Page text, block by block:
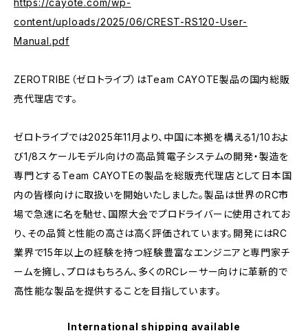
https://cayote.com/wp-
content/uploads/2025/06/CREST-RS120-User-
Manual.pdf
ZEROTRIBE（ゼロトライブ）はTeam CAYOTE製品の国内総販
売代理店です。
ゼロトライブでは2025年11月より、中国に本拠を構える1/10およ
び1/8スケールモデル向けの高品質電子システムの開発・製造を
専門とするTeam CAYOTEの製品を総販売代理店として日本国
内の皆様向けに取扱いを開始いたしました。製品は世界のRC市
場で急速に名を馳せ、国際大会でプロドライバーに使用されてお
り、その品質と性能の高さは高く評価されています。開発にはRC
業界で15年以上の経験を持つ経験豊富なエンジニアと専門家チ
ームを擁し、プロはもちろん、多くのRCレーサー向けに革新的で
高性能な製品を提供することを目指しています。
International shipping available